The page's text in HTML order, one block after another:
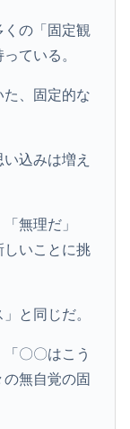
の「固定観
ている。
、固定的な
込みは増え
無理だ」
しいことに挑
と同じだ。
〇〇はこう
無自覚の固